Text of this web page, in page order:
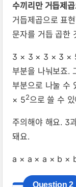
수끼리만 거듭제
거듭제곱으로 표
문자를 거듭 곱한
3 × 3 × 3 × 3 × 5
부분을 나눠보죠.
부분으로 나눌 수
× 52으로 쓸 수 있
주의해야 해요. 3
돼요.
a × a × a × b ×